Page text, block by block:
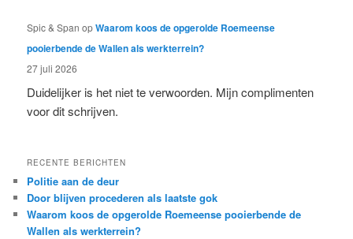
Spic & Span opWaarom koos de opgerolde Roemeense
pooierbende de Wallen als werkterrein?
27 juli 2026
Duidelijker is het niet te verwoorden. Mijn complimenten
voor dit schrijven.
RECENTE BERICHTEN
Politie aan de deur
Door blijven procederen als laatste gok
Waarom koos de opgerolde Roemeense pooierbende de
Wallen als werkterrein?